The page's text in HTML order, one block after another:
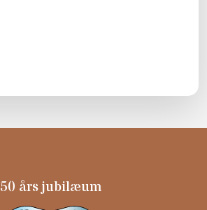
50 års jubilæum